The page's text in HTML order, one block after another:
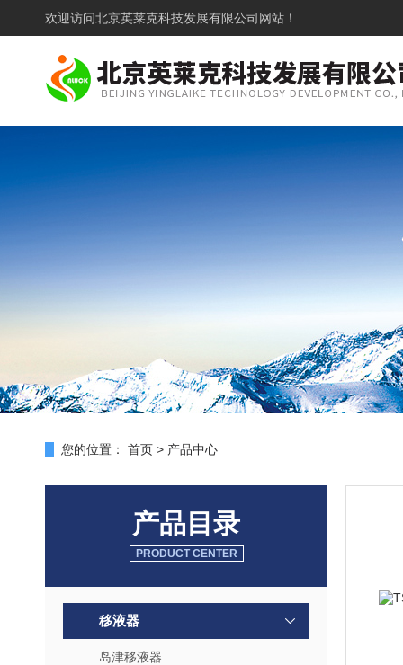
欢迎访问北京英莱克科技发展有限公司网站！
您的位置： 首页 > 产品中心
产品目录
PRODUCT CENTER
移液器
岛津移液器